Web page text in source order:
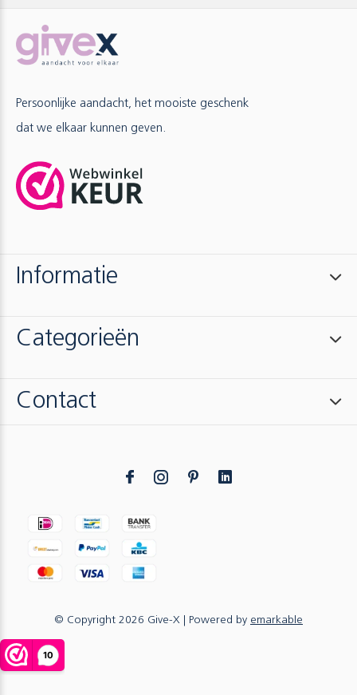
Persoonlijke aandacht, het mooiste geschenk
dat we elkaar kunnen geven.
Informatie
Categorieën
Contact
© Copyright 2026 Give-X | Powered by emarkable